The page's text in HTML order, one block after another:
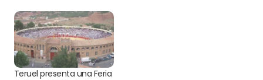
Teruel presenta una Feria